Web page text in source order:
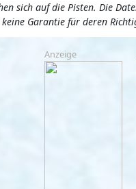
sich auf die Pisten. Die
Garantie für deren
Anzeige